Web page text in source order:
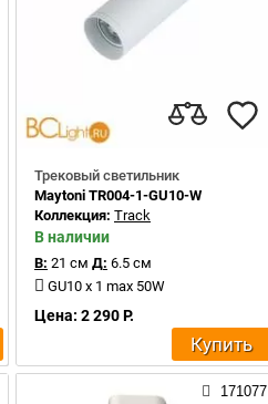
Трековый светильник
Maytoni TR004-1-GU10-W
Коллекция: Track
В наличии
В: 21 см Д: 6.5 см
GU10 x 1 max 50W
Цена: 2 290 Р.
Купить
171077